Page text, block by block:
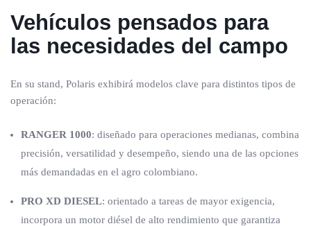
Vehículos pensados para
las necesidades del campo
En su stand, Polaris exhibirá modelos clave para distintos tipos de
operación:
RANGER 1000: diseñado para operaciones medianas, combina
precisión, versatilidad y desempeño, siendo una de las opciones
más demandadas en el agro colombiano.
PRO XD DIESEL: orientado a tareas de mayor exigencia,
incorpora un motor diésel de alto rendimiento que garantiza